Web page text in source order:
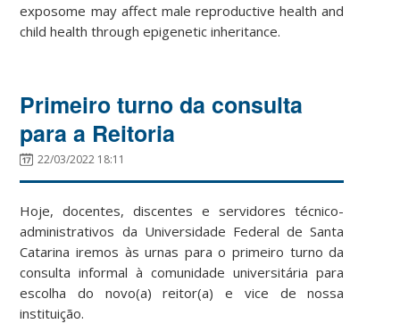
exposome may affect male reproductive health and
child health through epigenetic inheritance.
Primeiro turno da consulta
para a Reitoria
22/03/2022 18:11
Hoje, docentes, discentes e servidores técnico-
administrativos da Universidade Federal de Santa
Catarina iremos às urnas para o primeiro turno da
consulta informal à comunidade universitária para
escolha do novo(a) reitor(a) e vice de nossa
instituição.